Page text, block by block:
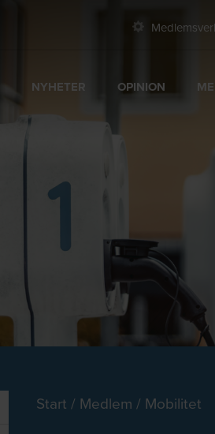
NYHETER OPINION
Start Medlem Mobilitet